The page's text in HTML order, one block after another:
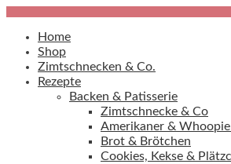
Home
Shop
Zimtschnecken & Co.
Rezepte
Backen & Patisserie
Zimtschnecke & Co
Amerikaner & Whoopie
Brot & Brötchen
Cookies, Kekse &